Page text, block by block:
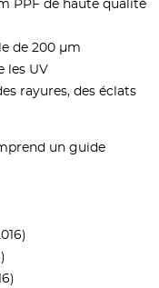
PPF de haute qualité
de 200 µm
les UV
rayures, des éclats
un guide